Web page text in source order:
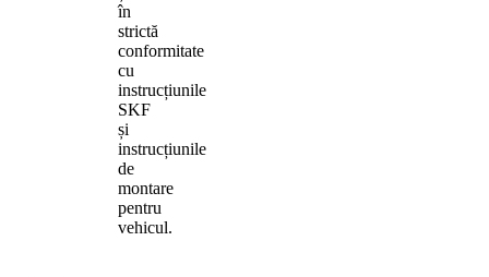
în
strictă
conformitate
cu
instrucțiunile
SKF
și
instrucțiunile
de
montare
pentru
vehicul.